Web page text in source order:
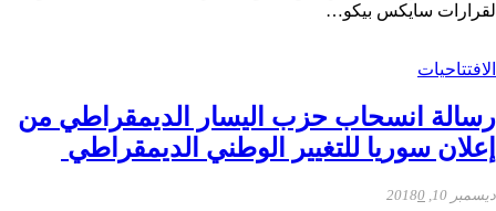
لقرارات سايكس بيكو…
الافتتاحيات
رسالة انسحاب حزب اليسار الديمقراطي من
إعلان سوريا للتغيير الوطني الديمقراطي
ديسمبر 10, 2018 0